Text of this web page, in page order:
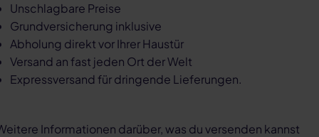
Unschlagbare Preise
Grundversicherung inklusive
Abholung direkt vor Ihrer Haustür
Versand an fast jeden Ort der Welt
Expressversand für dringende Lieferungen.
Informationen darüber, was du versenden kannst